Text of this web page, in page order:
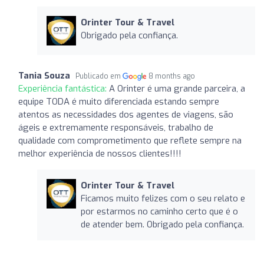
Orinter Tour & Travel
Obrigado pela confiança.
Tania Souza Publicado em 8 months ago
Experiência fantástica: A Orinter é uma grande parceira, a
equipe TODA é muito diferenciada estando sempre
atentos as necessidades dos agentes de viagens, são
ágeis e extremamente responsáveis, trabalho de
qualidade com comprometimento que reflete sempre na
melhor experiência de nossos clientes!!!!
Orinter Tour & Travel
Ficamos muito felizes com o seu relato e
por estarmos no caminho certo que é o
de atender bem. Obrigado pela confiança.